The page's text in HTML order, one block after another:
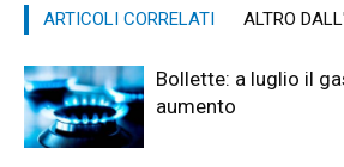
ARTICOLI CORRELATI ALTRO
Bollette: a luglio il
aumento